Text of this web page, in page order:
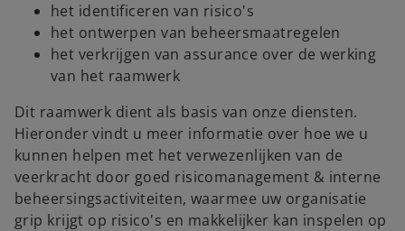
het identificeren van risico's
het ontwerpen van beheersmaatregelen
het verkrijgen van assurance over de werking
van het raamwerk
Dit raamwerk dient als basis van onze diensten.
Hieronder vindt u meer informatie over hoe we u
kunnen helpen met het verwezenlijken van de
veerkracht door goed risicomanagement & interne
beheersingsactiviteiten, waarmee uw organisatie
grip krijgt op risico's en makkelijker kan inspelen op